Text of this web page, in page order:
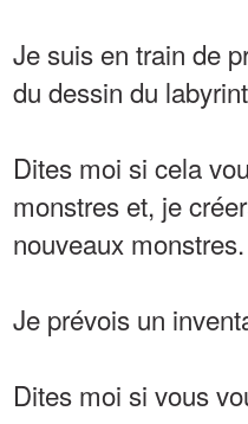
Je suis en train de
du dessin du
Dites moi si cela
monstres et, je
nouveaux monstres.
Je prévois un
Dites moi si vous